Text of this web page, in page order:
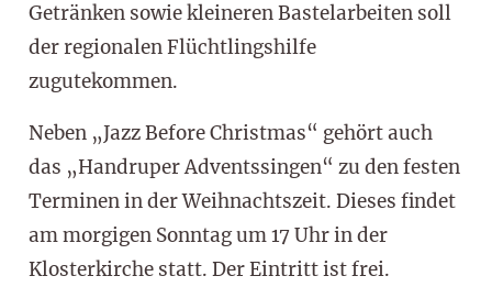
Getränken sowie kleineren Bastelarbeiten soll
der regionalen Flüchtlingshilfe
zugutekommen.
Neben „Jazz Before Christmas“ gehört auch
das „Handruper Adventssingen“ zu den festen
Terminen in der Weihnachtszeit. Dieses findet
am morgigen Sonntag um 17 Uhr in der
Klosterkirche statt. Der Eintritt ist frei.